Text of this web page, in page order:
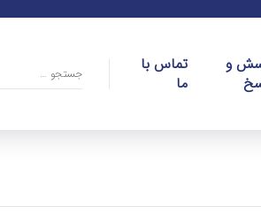
و
تماس با
ما